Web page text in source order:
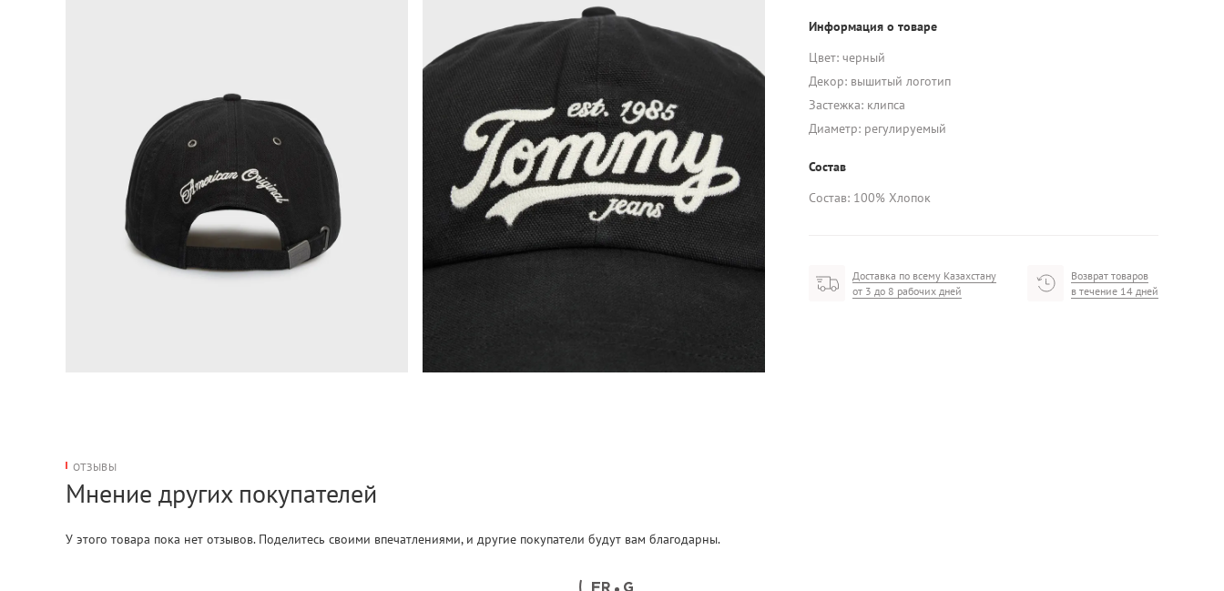
Информация о товаре
Цвет: черный
Декор: вышитый логотип
Застежка: клипса
Диаметр: регулируемый
Состав
Состав: 100% Хлопок
Доставка по всему Казахстану
от 3 до 8 рабочих дней
Возврат товаров
в течение 14 дней
ОТЗЫВЫ
Мнение других покупателей
У этого товара пока нет отзывов. Поделитесь своими впечатлениями, и другие покупатели будут вам благодарны.